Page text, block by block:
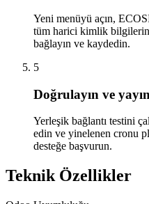
Yeni menüyü açın,
tüm harici kimlik
bağlayın ve kaydedin.
5
Doğrulayın ve
Yerleşik bağlantı testini
edin ve yinelenen cronu
desteğe başvurun.
Teknik Özellikler